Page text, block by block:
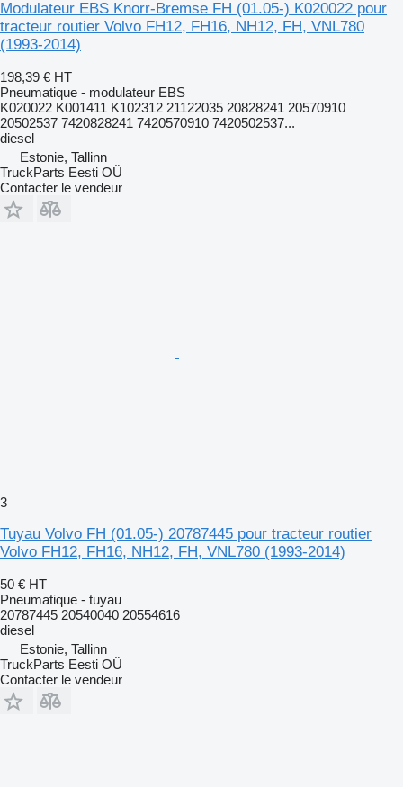
Modulateur EBS Knorr-Bremse FH (01.05-) K020022 pour
tracteur routier Volvo FH12, FH16, NH12, FH, VNL780
(1993-2014)
198,39 € HT
Pneumatique - modulateur EBS
K020022 K001411 K102312 21122035 20828241 20570910
20502537 7420828241 7420570910 7420502537...
diesel
Estonie, Tallinn
TruckParts Eesti OÜ
Contacter le vendeur
3
Tuyau Volvo FH (01.05-) 20787445 pour tracteur routier
Volvo FH12, FH16, NH12, FH, VNL780 (1993-2014)
50 € HT
Pneumatique - tuyau
20787445 20540040 20554616
diesel
Estonie, Tallinn
TruckParts Eesti OÜ
Contacter le vendeur